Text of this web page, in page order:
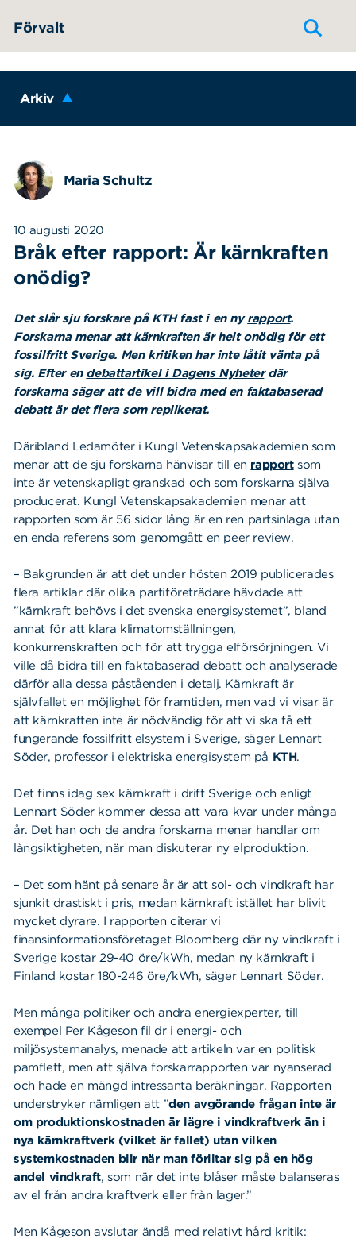
Förvalt
Arkiv
Maria Schultz
10 augusti 2020
Bråk efter rapport: Är kärnkraften
onödig?
Det slår sju forskare på KTH fast i en nyrapport.
Forskarna menar att kärnkraften är helt onödig för ett
fossilfritt Sverige. Men kritiken har inte låtit vänta på
sig. Efter en debattartikel i Dagens Nyheterdär
forskarna säger att de vill bidra med en faktabaserad
debatt är det flera som replikerat.
Däribland Ledamöter i Kungl Vetenskapsakademien som
menar att de sju forskarna hänvisar till en rapportsom
inte är vetenskapligt granskad och som forskarna själva
producerat. Kungl Vetenskapsakademien menar att
rapporten som är 56 sidor lång är en ren partsinlaga utan
en enda referens som genomgått en peer review.
– Bakgrunden är att det under hösten 2019 publicerades
flera artiklar där olika partiföreträdare hävdade att
”kärnkraft behövs i det svenska energisystemet”, bland
annat för att klara klimatomställningen,
konkurrenskraften och för att trygga elförsörjningen. Vi
ville då bidra till en faktabaserad debatt och analyserade
därför alla dessa påståenden i detalj. Kärnkraft är
självfallet en möjlighet för framtiden, men vad vi visar är
att kärnkraften inte är nödvändig för att vi ska få ett
fungerande fossilfritt elsystem i Sverige, säger Lennart
Söder, professor i elektriska energisystem på KTH.
Det finns idag sex kärnkraft i drift Sverige och enligt
Lennart Söder kommer dessa att vara kvar under många
år. Det han och de andra forskarna menar handlar om
långsiktigheten, när man diskuterar ny elproduktion.
– Det som hänt på senare år är att sol- och vindkraft har
sjunkit drastiskt i pris, medan kärnkraft istället har blivit
mycket dyrare. I rapporten citerar vi
finansinformationsföretaget Bloomberg där ny vindkraft i
Sverige kostar 29-40 öre/kWh, medan ny kärnkraft i
Finland kostar 180-246 öre/kWh, säger Lennart Söder.
Men många politiker och andra energiexperter, till
exempel Per Kågeson fil dr i energi- och
miljösystemanalys, menade att artikeln var en politisk
pamflett, men att själva forskarrapporten var nyanserad
och hade en mängd intressanta beräkningar. Rapporten
understryker nämligen att ”den avgörande frågan inte är
om produktionskostnaden är lägre i vindkraftverk än i
nya kärnkraftverk (vilket är fallet) utan vilken
systemkostnaden blir när man förlitar sig på en hög
andel vindkraft, som när det inte blåser måste balanseras
av el från andra kraftverk eller från lager.”
Men Kågeson avslutar ändå med relativt hård kritik: